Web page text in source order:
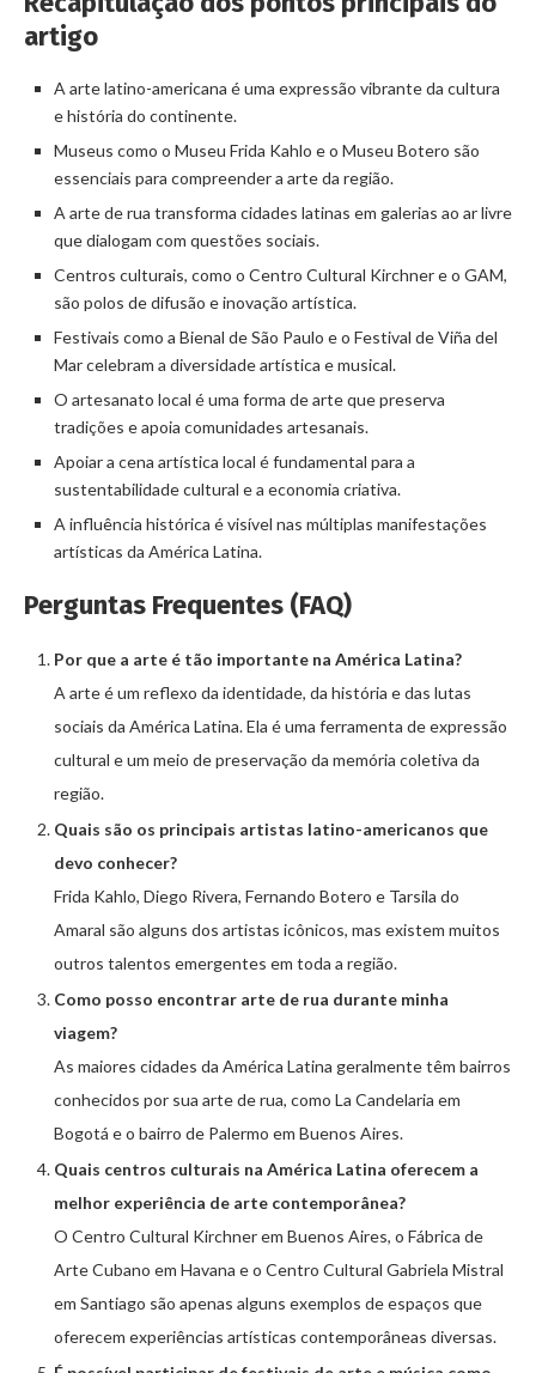
artigo
A arte latino-americana é uma expressão vibrante da cultura
e história do continente.
Museus como o Museu Frida Kahlo e o Museu Botero são
essenciais para compreender a arte da região.
A arte de rua transforma cidades latinas em galerias ao ar livre
que dialogam com questões sociais.
Centros culturais, como o Centro Cultural Kirchner e o GAM,
são polos de difusão e inovação artística.
Festivais como a Bienal de São Paulo e o Festival de Viña del
Mar celebram a diversidade artística e musical.
O artesanato local é uma forma de arte que preserva
tradições e apoia comunidades artesanais.
Apoiar a cena artística local é fundamental para a
sustentabilidade cultural e a economia criativa.
A influência histórica é visível nas múltiplas manifestações
artísticas da América Latina.
Perguntas Frequentes (FAQ)
Por que a arte é tão importante na América Latina?
A arte é um reflexo da identidade, da história e das lutas
sociais da América Latina. Ela é uma ferramenta de expressão
cultural e um meio de preservação da memória coletiva da
região.
Quais são os principais artistas latino-americanos que
devo conhecer?
Frida Kahlo, Diego Rivera, Fernando Botero e Tarsila do
Amaral são alguns dos artistas icônicos, mas existem muitos
outros talentos emergentes em toda a região.
Como posso encontrar arte de rua durante minha
viagem?
As maiores cidades da América Latina geralmente têm bairros
conhecidos por sua arte de rua, como La Candelaria em
Bogotá e o bairro de Palermo em Buenos Aires.
Quais centros culturais na América Latina oferecem a
melhor experiência de arte contemporânea?
O Centro Cultural Kirchner em Buenos Aires, o Fábrica de
Arte Cubano em Havana e o Centro Cultural Gabriela Mistral
em Santiago são apenas alguns exemplos de espaços que
oferecem experiências artísticas contemporâneas diversas.